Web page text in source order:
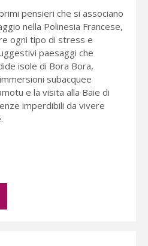
pensieri che si associano
nella Polinesia Francese,
ogni tipo di stress e
paesaggi che
isole di Bora Bora,
subacquee
e la visita alla Baie di
imperdibili da vivere